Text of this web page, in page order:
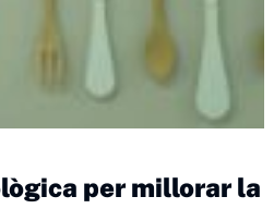
per millorar la